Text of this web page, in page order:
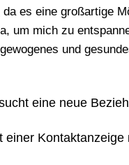
es eine großartige
um mich zu
und
eine neue
einer